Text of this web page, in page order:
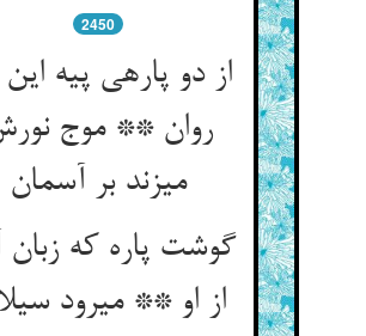
2450
از دو پاره‏ی پیه این
روان ** موج
می‏زند بر آسمان‏
گوشت پاره که زبان
از او ** می‏رود